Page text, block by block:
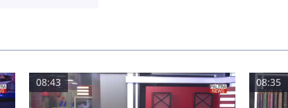
08:43 08:35